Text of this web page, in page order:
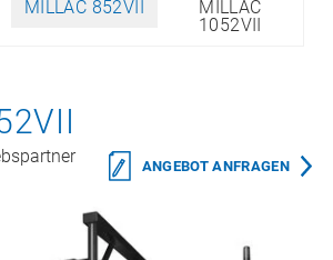
MILLAC 852VII
MILLAC
1052VII
ANGEBOT ANFRAGEN